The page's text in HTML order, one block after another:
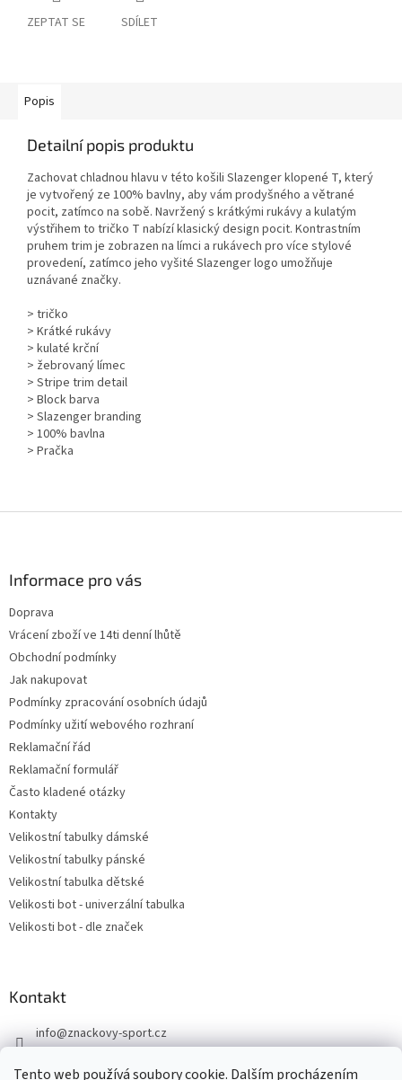
Tento web používá soubory cookie. Dalším procházením
ZEPTAT SE SDÍLET
Popis
Detailní popis produktu
Zachovat chladnou hlavu v této košili Slazenger klopené T, který
je vytvořený ze 100% bavlny, aby vám prodyšného a větrané
pocit, zatímco na sobě. Navržený s krátkými rukávy a kulatým
výstřihem to tričko T nabízí klasický design pocit. Kontrastním
pruhem trim je zobrazen na límci a rukávech pro více stylové
provedení, zatímco jeho vyšité Slazenger logo umožňuje
uznávané značky.
> tričko
> Krátké rukávy
> kulaté krční
> žebrovaný límec
> Stripe trim detail
> Block barva
> Slazenger branding
> 100% bavlna
> Pračka
Informace pro vás
Doprava
Vrácení zboží ve 14ti denní lhůtě
Obchodní podmínky
Jak nakupovat
Podmínky zpracování osobních údajů
Podmínky užití webového rozhraní
Reklamační řád
Reklamační formulář
Často kladené otázky
Kontakty
Velikostní tabulky dámské
Velikostní tabulky pánské
Velikostní tabulka dětské
Velikosti bot - univerzální tabulka
Velikosti bot - dle značek
Kontakt
info@znackovy-sport.cz